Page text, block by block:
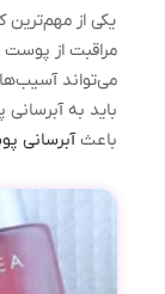
یکی از
مراقبت از
می‌تواند
باید به
باعثآبرسانی